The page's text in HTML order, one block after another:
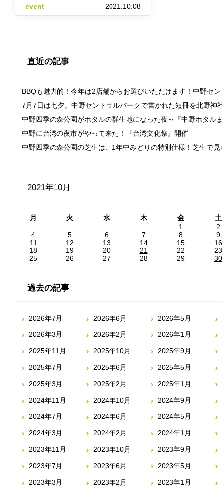
event 2021.10.08
直近の記事
BBQも魅力的！今年は2店舗からお選びいただけます！中野セ
7月7日は七夕。中野セントラルパークで書かれた短冊を北野神
中野四季の森公園がホタルの群生地になった夜～『中野ホタル
中野に台湾の夜市がやって来た！『台湾文化祭』開催
中野四季の森公園の芝生は、1年中みどりの特別仕様！芝生で
2021年10月
月 火 水 木 金
土
1
2
4
5 6 7 8
9
11
12 13 14 15
16
18
19 20 21 22
23
25
26 27 28 29 30
過去の記事
2026年7月 2026年6月 2026年5月
2026年3月 2026年2月 2026年1月
2025年11月 2025年10月 2025年9月
2025年7月 2025年6月 2025年5月
2025年3月 2025年2月 2025年1月
2024年11月 2024年10月 2024年9月
2024年7月 2024年6月 2024年5月
2024年3月 2024年2月 2024年1月
2023年11月 2023年10月 2023年9月
2023年7月 2023年6月 2023年5月
2023年3月 2023年2月 2023年1月